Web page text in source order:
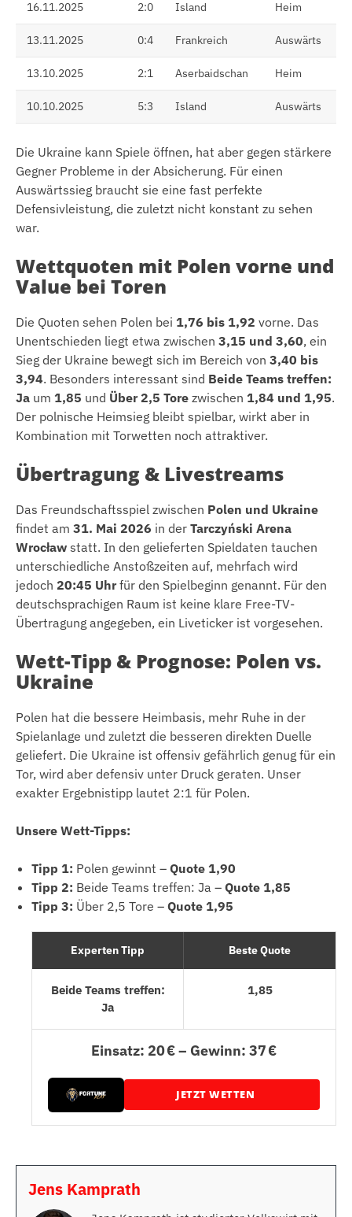
16.11.2025 2:0 Island Heim
13.11.2025 0:4 Frankreich Auswärts
13.10.2025 2:1 Aserbaidschan Heim
10.10.2025 5:3 Island Auswärts
Die Ukraine kann Spiele öffnen, hat aber gegen stärkere
Gegner Probleme in der Absicherung. Für einen
Auswärtssieg braucht sie eine fast perfekte
Defensivleistung, die zuletzt nicht konstant zu sehen
war.
Wettquoten mit Polen vorne und
Value bei Toren
Die Quoten sehen Polen bei 1,76 bis 1,92 vorne. Das
Unentschieden liegt etwa zwischen 3,15 und 3,60, ein
Sieg der Ukraine bewegt sich im Bereich von 3,40 bis
3,94. Besonders interessant sind Beide Teams treffen:
Ja um 1,85 und Über 2,5 Tore zwischen 1,84 und 1,95.
Der polnische Heimsieg bleibt spielbar, wirkt aber in
Kombination mit Torwetten noch attraktiver.
Übertragung & Livestreams
Das Freundschaftsspiel zwischen Polen und Ukraine
findet am 31. Mai 2026 in der Tarczyński Arena
Wrocław statt. In den gelieferten Spieldaten tauchen
unterschiedliche Anstoßzeiten auf, mehrfach wird
jedoch 20:45 Uhr für den Spielbeginn genannt. Für den
deutschsprachigen Raum ist keine klare Free-TV-
Übertragung angegeben, ein Liveticker ist vorgesehen.
Wett-Tipp & Prognose: Polen vs.
Ukraine
Polen hat die bessere Heimbasis, mehr Ruhe in der
Spielanlage und zuletzt die besseren direkten Duelle
geliefert. Die Ukraine ist offensiv gefährlich genug für ein
Tor, wird aber defensiv unter Druck geraten. Unser
exakter Ergebnistipp lautet 2:1 für Polen.
Unsere Wett-Tipps:
Tipp 1: Polen gewinnt – Quote 1,90
Tipp 2: Beide Teams treffen: Ja – Quote 1,85
Tipp 3: Über 2,5 Tore – Quote 1,95
Experten Tipp Beste Quote
Beide Teams treffen:
Ja
1,85
Einsatz: 20 € – Gewinn: 37 €
JETZT WETTEN
Jens Kamprath